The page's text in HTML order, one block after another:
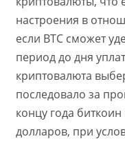
настроения в
если BTC сможет
период до дня
криптовалюта
последовало за
концу года
долларов, при